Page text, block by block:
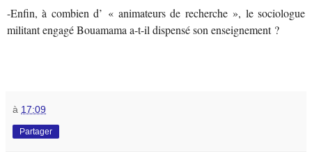
-Enfin, à combien d’ « animateurs de recherche », le sociologue
militant engagé Bouamama a-t-il dispensé son enseignement ?
à 17:09
Partager